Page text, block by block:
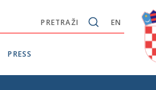
EN
PRETRAŽI
PRESS